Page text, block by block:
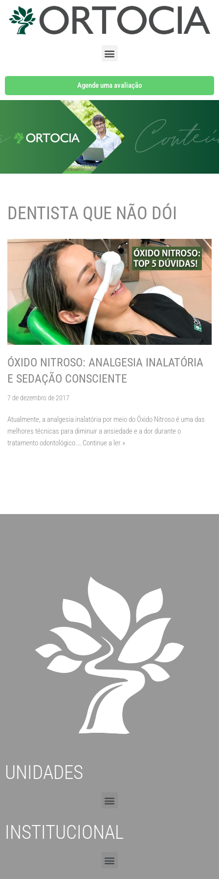
Pular
Agende uma avaliação
DENTISTA QUE NÃO DÓI
ÓXIDO NITROSO: ANALGESIA INALATÓRIA
E SEDAÇÃO CONSCIENTE
7 de dezembro de 2017
Atualmente, a analgesia inalatória por meio do Óxido Nitroso é uma das
melhores técnicas para diminuir a ansiedade e a dor durante o
tratamento odontológico.… Continue a ler »
UNIDADES
INSTITUCIONAL